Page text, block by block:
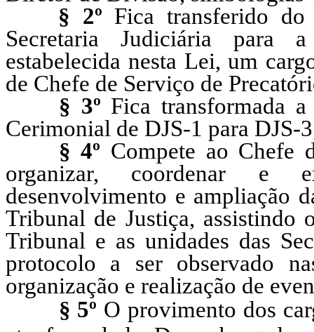
§ 2º Fica transferido
Secretaria Judiciária para
estabelecida nesta Lei, um
de Chefe de Serviço de
§ 3º Fica transformada
Cerimonial de DJS-1 para DJS-
§ 4º Compete ao Chefe
organizar, coordenar e
desenvolvimento e ampliação
Tribunal de Justiça, assistindo
Tribunal e as unidades das
protocolo a ser observado
organização e realização de
§ 5º O provimento dos